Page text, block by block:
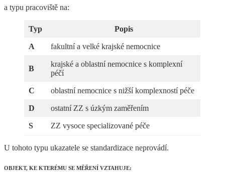
a typu pracoviště na:
Typ Popis
A fakultní a velké krajské nemocnice
B
krajské a oblastní nemocnice s komplexní
péčí
C oblastní nemocnice s nižší komplexností péče
D ostatní ZZ s úzkým zaměřením
S ZZ vysoce specializované péče
U tohoto typu ukazatele se standardizace neprovádí.
OBJEKT, KE KTERÉMU SE MĚŘENÍ VZTAHUJE: